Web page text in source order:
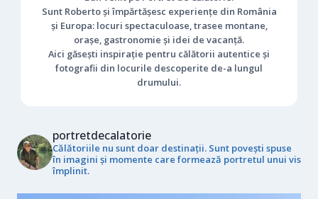
Sunt Roberto și împărtășesc experiențe din România
și Europa: locuri spectaculoase, trasee montane,
orașe, gastronomie și idei de vacanță.
Aici găsești inspirație pentru călătorii autentice și
fotografii din locurile descoperite de-a lungul
drumului.
portretdecalatorie
Călătoriile nu sunt doar destinații. Sunt povești spuse
în imagini și momente care formează portretul unui vis
împlinit.